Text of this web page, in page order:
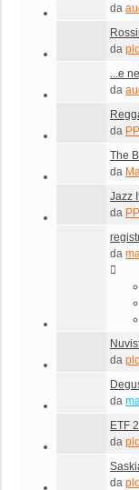
da
da
...e
da
da
The
da
Jazz
da
da
da
da
ETF
da
da